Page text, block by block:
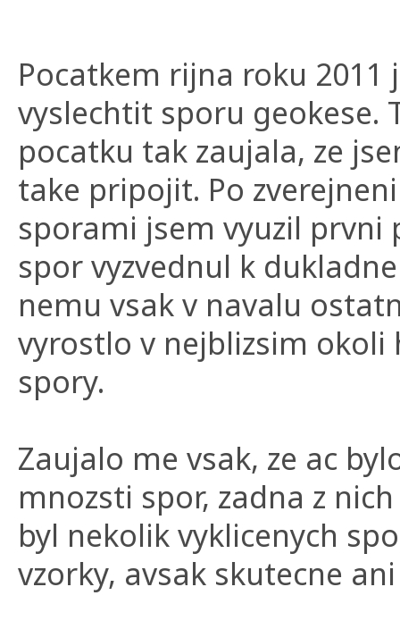
Pocatkem rijna roku 2011
vyslechtit sporu geokese.
pocatku tak zaujala, ze
take pripojit. Po
sporami jsem vyuzil prvni
spor vyzvednul k
nemu vsak v navalu
vyrostlo v nejblizsim
spory.
Zaujalo me vsak, ze ac
mnozsti spor, zadna z
byl nekolik vyklicenych
vzorky, avsak skutecne